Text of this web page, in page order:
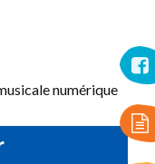
numérique